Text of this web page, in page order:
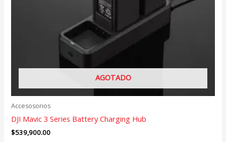
AGOTADO
Accesosorios
DJI Mavic 3 Series Battery Charging Hub
$539,900.00